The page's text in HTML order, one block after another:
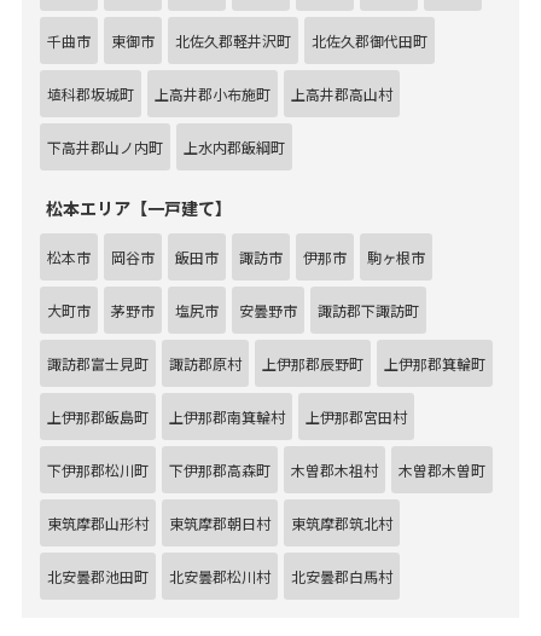
千曲市 東御市 北佐久郡軽井沢町 北佐久郡御代田町
埴科郡坂城町 上高井郡小布施町 上高井郡高山村
下高井郡山ノ内町 上水内郡飯綱町
松本エリア【一戸建て】
松本市 岡谷市 飯田市 諏訪市 伊那市 駒ヶ根市
大町市 茅野市 塩尻市 安曇野市 諏訪郡下諏訪町
諏訪郡富士見町 諏訪郡原村 上伊那郡辰野町 上伊那郡箕輪町
上伊那郡飯島町 上伊那郡南箕輪村 上伊那郡宮田村
下伊那郡松川町 下伊那郡高森町 木曽郡木祖村 木曽郡木曽町
東筑摩郡山形村 東筑摩郡朝日村 東筑摩郡筑北村
北安曇郡池田町 北安曇郡松川村 北安曇郡白馬村